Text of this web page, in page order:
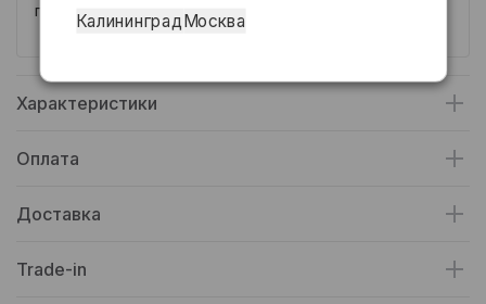
гарантированный результат.
Характеристики
Оплата
Доставка
Trade-in
КалининградМосква